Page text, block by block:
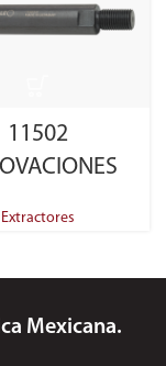
11502
Extractores
Mexicana.